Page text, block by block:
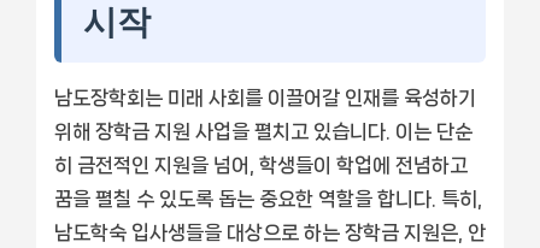
시작
남도장학회는 미래 사회를 이끌어갈 인재를 육성하기
위해 장학금 지원 사업을 펼치고 있습니다. 이는 단순
히 금전적인 지원을 넘어, 학생들이 학업에 전념하고
꿈을 펼칠 수 있도록 돕는 중요한 역할을 합니다. 특히,
남도학숙 입사생들을 대상으로 하는 장학금 지원은, 안